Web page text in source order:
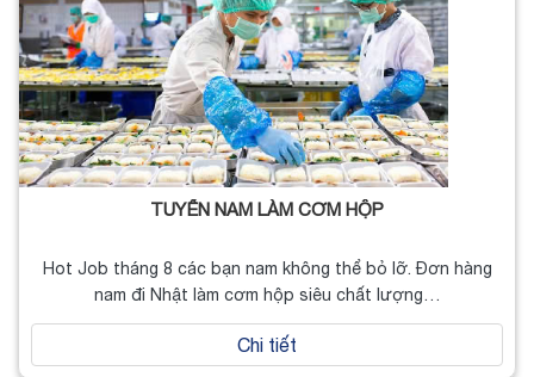
TUYỂN NAM LÀM CƠM HỘP
Hot Job tháng 8 các bạn nam không thể bỏ lỡ. Đơn hàng
nam đi Nhật làm cơm hộp siêu chất lượng…
Chi tiết